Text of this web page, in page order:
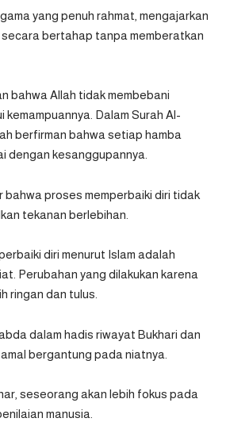
yang penuh rahmat, mengajarkan
bertahap tanpa memberatkan
bahwa Allah tidak membebani
Dalam Surah Al-
berfirman bahwa setiap hamba
dengan kesanggupannya.
bahwa proses memperbaiki diri tidak
tekanan berlebihan.
diri menurut Islam adalah
Perubahan yang dilakukan karena
ringan dan tulus.
dalam hadis riwayat Bukhari dan
bergantung pada niatnya.
seseorang akan lebih fokus pada
manusia.